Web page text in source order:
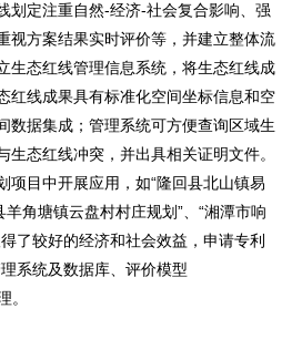
划定注重自然-经济-社会复合影响、强
视方案结果实时评价等，并建立整体流
生态红线管理信息系统，将生态红线成
红线成果具有标准化空间坐标信息和空
数据集成；管理系统可方便查询区域生
生态红线冲突，并出具相关证明文件。
项目中开展应用，如“隆回县北山镇易
角塘镇云盘村村庄规划”、“湘潭市响
了较好的经济和社会效益，申请专利
系统及数据库、评价模型
。